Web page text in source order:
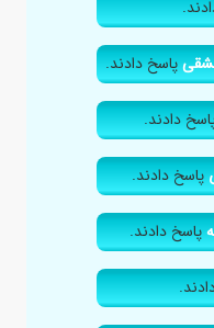
پاسخ دادند.
دادند.
پاسخ دادند.
پاسخ دادند.